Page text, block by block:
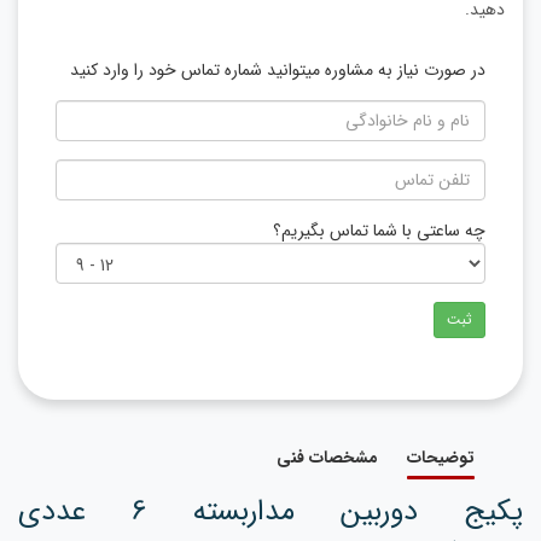
دهید.
در صورت نیاز به مشاوره میتوانید شماره تماس خود را وارد کنید
چه ساعتی با شما تماس بگیریم؟
ثبت
توضیحات مشخصات فنی
پکیج دوربین مداربسته 6 عددی